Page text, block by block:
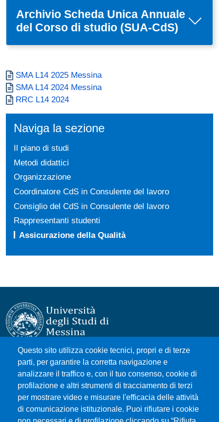
Archivio Scheda Unica Annuale
del Corso di studio (SUA-CdS)
Documento
SMA L14 2025 Messina
Documento
SMA L14 2024 Messina
Documento
RRC L14 2024
Naviga la sezione
Il piano di studi
Metodi didattici
Organizzazione
Coordinatore CdS in Consulente del lavoro
Consiglio del CdS in Consulente del lavoro
Rappresentanti studenti
Assicurazione della Qualità
Questo sito utilizza cookie tecnici, propri e di terze
parti, per garantire la corretta navigazione e
analizzare il traffico e, con il tuo consenso, cookie di
profilazione e altri strumenti di tracciamento di terzi
per mostrare video e misurare l'efficacia delle attività
di comunicazione istituzionale. Puoi rifiutare i cookie
Università degli Studi di Messina
Piazza Pugliatti, 1 - 98122 Messina
Cod. Fiscale 80004070837
P.IVA 00724160833
Centralino: 090 676 1